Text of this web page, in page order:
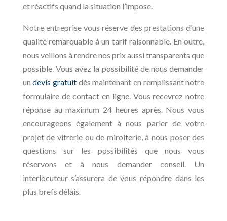
et réactifs quand la situation l’impose.
Notre entreprise vous réserve des prestations d’une
qualité remarquable à un tarif raisonnable. En outre,
nous veillons à rendre nos prix aussi transparents que
possible. Vous avez la possibilité de nous demander
undevis gratuit dès maintenant en remplissant notre
formulaire de contact en ligne. Vous recevrez notre
réponse au maximum 24 heures après. Nous vous
encourageons également à nous parler de votre
projet de vitrerie ou de miroiterie, à nous poser des
questions sur les possibilités que nous vous
réservons et à nous demander conseil. Un
interlocuteur s’assurera de vous répondre dans les
plus brefs délais.